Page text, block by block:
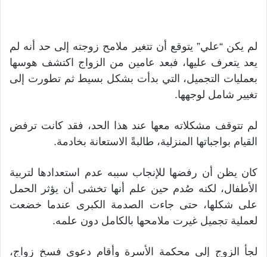
لم يكن “علي” يتوقع أن تتغير ملامح زوجته إلى حد أنه لم
يعد يتعرف عليها، فبعد عامين من الزواج اكتشف هوسها
بعمليات التجميل، التي بدأت بشكل بسيط ثم تطورت إلى
تغيير شامل لوجهها.
لم تتوقف مشكلاته معها عند هذا الحد، فقد كانت ترفض
القيام بواجباتها المنزلية، طالبةً الاستعانة بخادمة.
كان يظن أن رفضها للإنجاب سببه عدم استعدادها لتربية
الأطفال، لكنه صُدم حين علم أنها تخشى أن يؤثر الحمل
على شكلها، حتى جاءت الصدمة الكبرى عندما خضعت
لعملية تجميل غيرت ملامحها بالكامل دون علمه.
لجأ الزوج إلى محكمة الأسرة وأقام دعوى فسخ زواج،